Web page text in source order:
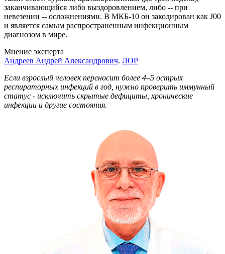
заканчивающийся либо выздоровлением, либо -- при
невезении -- осложнениями. В МКБ-10 он закодирован как J00
и является самым распространенным инфекционным
диагнозом в мире.
Мнение эксперта
Андреев Андрей Александрович. ЛОР
Если взрослый человек переносит более 4–5 острых
респираторных инфекций в год, нужно проверить иммунный
статус - исключить скрытые дефициты, хронические
инфекции и другие состояния.